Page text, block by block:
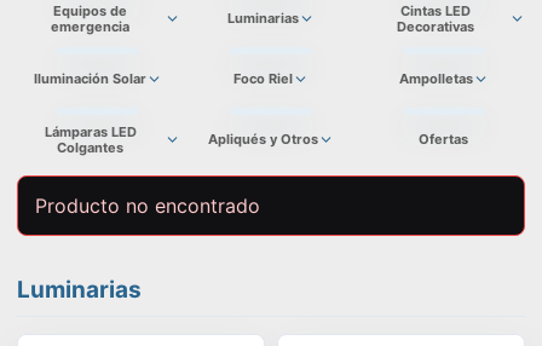
Equipos de
emergencia
Luminarias
Cintas LED
Decorativas
Iluminación Solar Foco Riel Ampolletas
Lámparas LED
Colgantes
Apliqués y Otros Ofertas
Producto no encontrado
Luminarias